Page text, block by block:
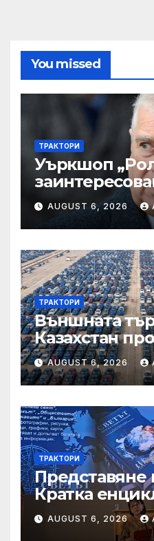
You missed
ТРАКТОРИ
Уъркшоп
във външното
на
AUGUST 6, 2026
ТРАКТОРИ
Външната
Казахстан
структурата
тенденции
AUGUST 6, 2026
ТРАКТОРИ
Представяне
Кратка
AUGUST 6, 2026